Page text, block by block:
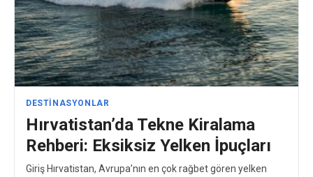
DESTINASYONLAR
Hırvatistan’da Tekne Kiralama
Rehberi: Eksiksiz Yelken İpuçları
Giriş Hırvatistan, Avrupa’nın en çok rağbet gören yelken